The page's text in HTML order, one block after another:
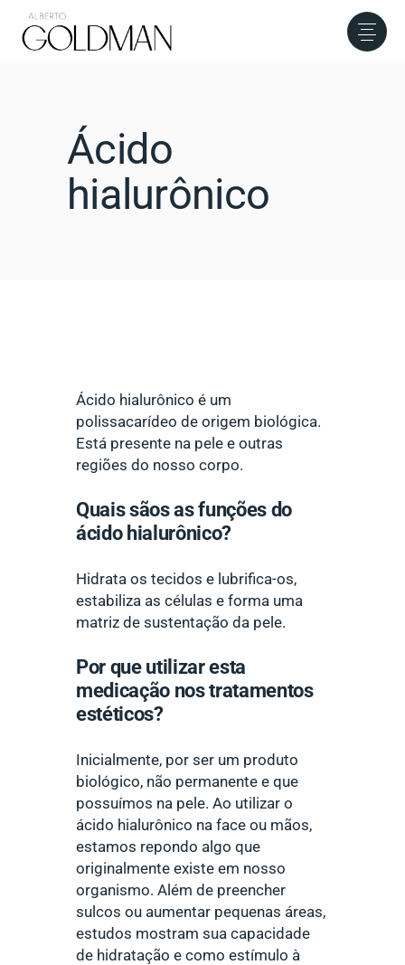
Ácido
hialurônico
Ácido hialurônico é um
polissacarídeo de origem biológica.
Está presente na pele e outras
regiões do nosso corpo.
Quais sãos as funções do
ácido hialurônico?
Hidrata os tecidos e lubrifica-os,
estabiliza as células e forma uma
matriz de sustentação da pele.
Por que utilizar esta
medicação nos tratamentos
estéticos?
Inicialmente, por ser um produto
biológico, não permanente e que
possuímos na pele. Ao utilizar o
ácido hialurônico na face ou mãos,
estamos repondo algo que
originalmente existe em nosso
organismo. Além de preencher
sulcos ou aumentar pequenas áreas,
estudos mostram sua capacidade
de hidratação e como estímulo à